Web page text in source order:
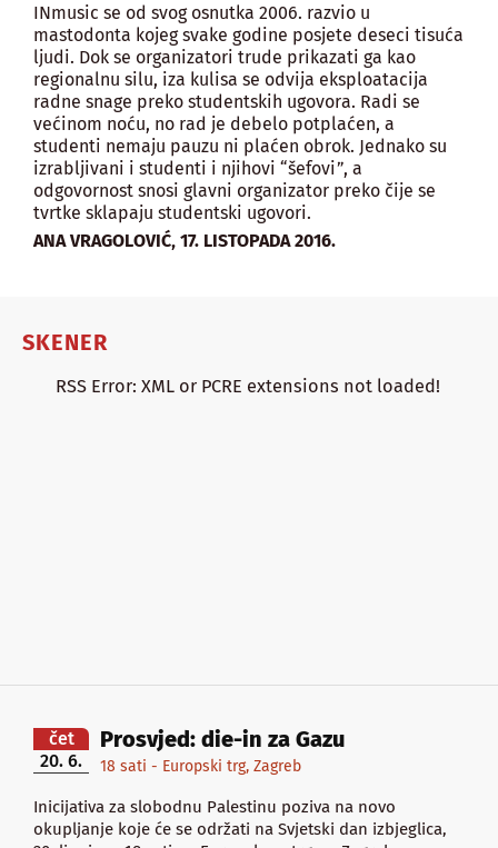
INmusic se od svog osnutka 2006. razvio u
mastodonta kojeg svake godine posjete deseci tisuća
ljudi. Dok se organizatori trude prikazati ga kao
regionalnu silu, iza kulisa se odvija eksploatacija
radne snage preko studentskih ugovora. Radi se
većinom noću, no rad je debelo potplaćen, a
studenti nemaju pauzu ni plaćen obrok. Jednako su
izrabljivani i studenti i njihovi “šefovi”, a
odgovornost snosi glavni organizator preko čije se
tvrtke sklapaju studentski ugovori.
ANA VRAGOLOVIĆ, 17. LISTOPADA 2016.
SKENER
RSS Error: XML or PCRE extensions not loaded!
čet
20. 6.
Prosvjed: die-in za Gazu
18 sati - Europski trg, Zagreb
Inicijativa za slobodnu Palestinu poziva na novo
okupljanje koje će se održati na Svjetski dan izbjeglica,